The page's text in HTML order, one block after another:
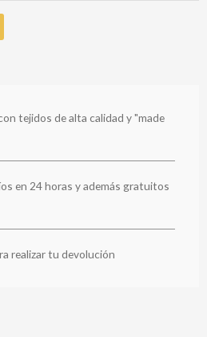
tejidos de alta calidad y "made
en 24 horas y además gratuitos
realizar tu devolución